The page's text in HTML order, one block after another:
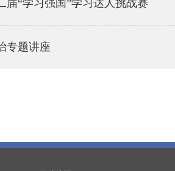
届“学习强国”学习达人挑战赛
专题讲座